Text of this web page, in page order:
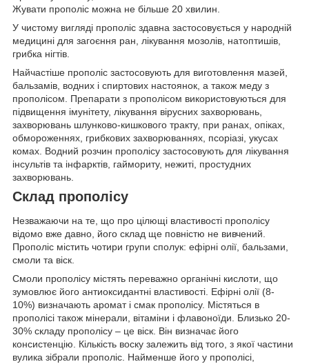
Жувати прополіс можна не більше 20 хвилин.
У чистому вигляді прополіс здавна застосовується у народній
медицині для загоєння ран, лікування мозолів, натоптишів,
грибка нігтів.
Найчастіше прополіс застосовують для виготовлення мазей,
бальзамів, водних і спиртових настоянок, а також меду з
прополісом. Препарати з прополісом використовуються для
підвищення імунітету, лікування вірусних захворювань,
захворювань шлунково-кишкового тракту, при ранах, опіках,
обмороженнях, грибкових захворюваннях, псоріазі, укусах
комах. Водний розчин прополісу застосовують для лікування
інсультів та інфарктів, гаймориту, нежиті, простудних
захворювань.
Склад прополісу
Незважаючи на те, що про цілющі властивості прополісу
відомо вже давно, його склад ще повністю не вивчений.
Прополіс містить чотири групи сполук: ефірні олії, бальзами,
смоли та віск.
Смоли прополісу містять переважно органічні кислоти, що
зумовлює його антиоксидантні властивості. Ефірні олії (8-
10%) визначають аромат і смак прополісу. Містяться в
прополісі також мінерали, вітаміни і флавоноїди. Близько 20-
30% складу прополісу – це віск. Він визначає його
консистенцію. Кількість воску залежить від того, з якої частини
вулика зібрали прополіс. Найменше його у прополісі,